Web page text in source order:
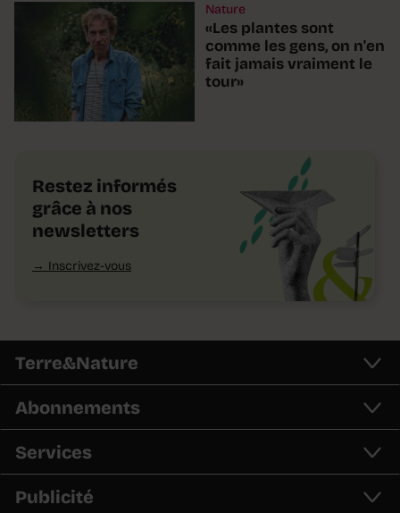
Nature
«Les plantes sont
comme les gens, on n'en
fait jamais vraiment le
tour»
Restez informés
grâce à nos
newsletters
Inscrivez-vous
Terre&Nature
Abonnements
Services
Publicité